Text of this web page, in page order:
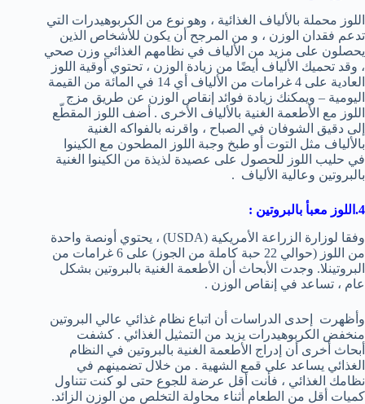
اللوز محملة بالألياف الغذائية ، وهو نوع من الكربوهيدرات التي
تدعم فقدان الوزن ، و من المرجح أن يكون للأشخاص الذين
يحصلون على مزيد من الألياف في نظامهم الغذائي وزن صحي
، وقد تحميك الألياف أيضًا من زيادة الوزن ، تحتوي أوقية اللوز
العادية على 4 غرامات من الألياف أي 14 في المائة من القيمة
اليومية – ويمكنك زيادة فوائد إنقاص الوزن عن طريق مزج
اللوز مع الأطعمة الغنية بالألياف الأخرى . أضف اللوز المقطّع
إلى دقيق الشوفان في الصباح ، واقرنه بالفواكه الغنية
بالألياف مثل التوت أو طبخ وجبة اللوز المطحون مع الكينوا
في حليب اللوز للحصول على عصيدة لذيذة من الكينوا الغنية
بالبروتين وعالية الألياف .
4.اللوز معبأ بالبروتين :
وفقا لوزارة الزراعة الأمريكية (USDA) ، يحتوي أونصة واحدة
من اللوز (حوالي 22 حبة كاملة من الجوز) على 6 غرامات من
البروتينلا. وجدت الأبحاث أن الأطعمة الغنية بالبروتين بشكل
عام ، تساعد في إنقاص الوزن .
وأظهرت إحدى الدراسات أن اتباع نظام غذائي عالي البروتين
منخفض الكربوهيدرات يزيد من التمثيل الغذائي . كشفت
أبحاث أخرى أن إدراج الأطعمة الغنية بالبروتين في النظام
الغذائي يساعد على قمع الشهية . من خلال تضمينهم في
نظامك الغذائي ، فأنت أقل عرضة للجوع حتى لو كنت تتناول
كميات أقل من الطعام أثناء محاولة التخلص من الوزن الزائد.